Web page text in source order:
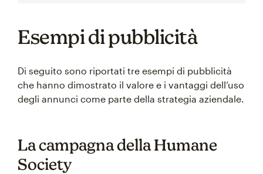
Esempi di pubblicità
Di seguito sono riportati tre esempi di pubblicità
che hanno dimostrato il valore e i vantaggi dell’uso
degli annunci come parte della strategia aziendale.
La campagna della Humane
Society